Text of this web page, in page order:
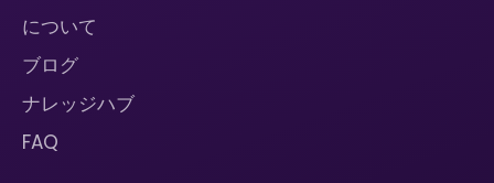
について
ブログ
ナレッジハブ
FAQ